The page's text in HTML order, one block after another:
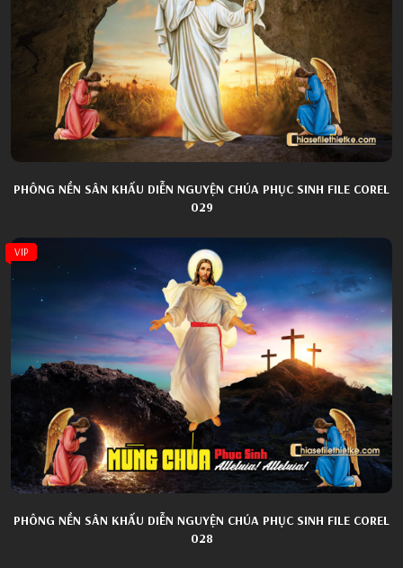
PHÔNG NỀN SÂN KHẤU DIỄN NGUYỆN CHÚA PHỤC SINH FILE COREL
029
VIP
PHÔNG NỀN SÂN KHẤU DIỄN NGUYỆN CHÚA PHỤC SINH FILE COREL
028